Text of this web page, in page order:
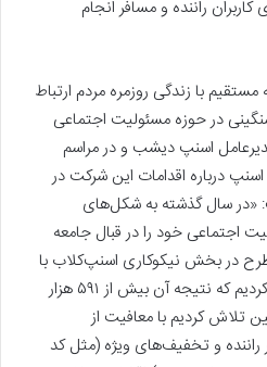
راننده و مسافر انجام
با زندگی روزمره مردم ارتباط
در حوزه مسئولیت اجتماعی
اسنپ دیشب و در مراسم
درباره اقدامات این شرکت در
«در سال گذشته به شکل‌های
اجتماعی خود را در قبال جامعه
از پیش انجام دهیم. ۵ طرح در بخش نیکوکاری اسنپ‌کلاب با
کمک خیریه‌های معتبر اجرایی کردیم که نتیجه آن بیش از ۵۹۱ هزار
تلاش کردیم با معافیت از
۱۵ هزار کاربر راننده و تخفیف‌های ویژه (مثل کد